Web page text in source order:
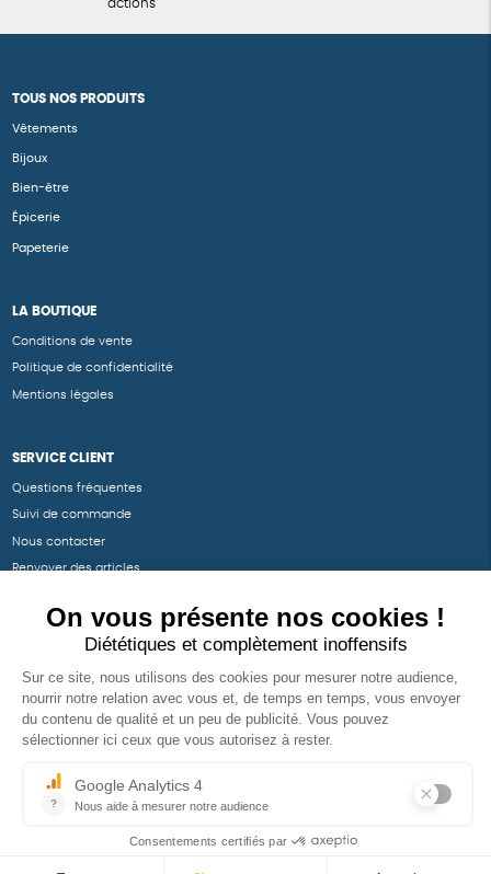
actions
TOUS NOS PRODUITS
Vêtements
Bijoux
Bien-être
Épicerie
Papeterie
LA BOUTIQUE
Conditions de vente
Politique de confidentialité
Mentions légales
SERVICE CLIENT
Questions fréquentes
Suivi de commande
Nous contacter
Renvoyer des articles
SUIVEZ-NOUS
Une boutique élaborée avec